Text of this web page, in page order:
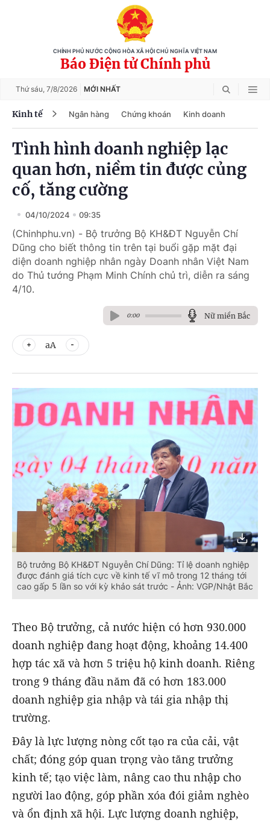
CHÍNH PHỦ NƯỚC CỘNG HÒA XÃ HỘI CHỦ NGHĨA VIỆT NAM
Báo Điện tử Chính phủ
Thứ sáu, 7/8/2026 MỚI NHẤT
Kinh tế Ngân hàng Chứng khoán Kinh doanh
Tình hình doanh nghiệp lạc
quan hơn, niềm tin được củng
cố, tăng cường
04/10/2024 09:35
(Chinhphu.vn) - Bộ trưởng Bộ KH&ĐT Nguyễn Chí
Dũng cho biết thông tin trên tại buổi gặp mặt đại
diện doanh nghiệp nhân ngày Doanh nhân Việt Nam
do Thủ tướng Phạm Minh Chính chủ trì, diễn ra sáng
4/10.
0:00 Nữ miền Bắc
aA
Bộ trưởng Bộ KH&ĐT Nguyễn Chí Dũng: Tỉ lệ doanh nghiệp
được đánh giá tích cực về kinh tế vĩ mô trong 12 tháng tới
cao gấp 5 lần so với kỳ khảo sát trước - Ảnh: VGP/Nhật Bắc
Theo Bộ trưởng, cả nước hiện có hơn 930.000
doanh nghiệp đang hoạt động, khoảng 14.400
hợp tác xã và hơn 5 triệu hộ kinh doanh. Riêng
trong 9 tháng đầu năm đã có hơn 183.000
doanh nghiệp gia nhập và tái gia nhập thị
trường.
Đây là lực lượng nòng cốt tạo ra của cải, vật
chất; đóng góp quan trọng vào tăng trưởng
kinh tế; tạo việc làm, nâng cao thu nhập cho
người lao động, góp phần xóa đói giảm nghèo
và ổn định xã hội. Lực lượng doanh nghiệp,